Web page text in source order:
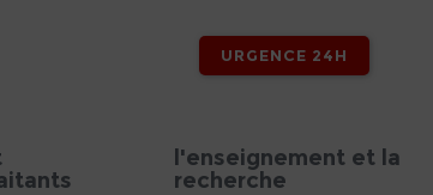
URGENCE 24H
l'enseignement et la
recherche